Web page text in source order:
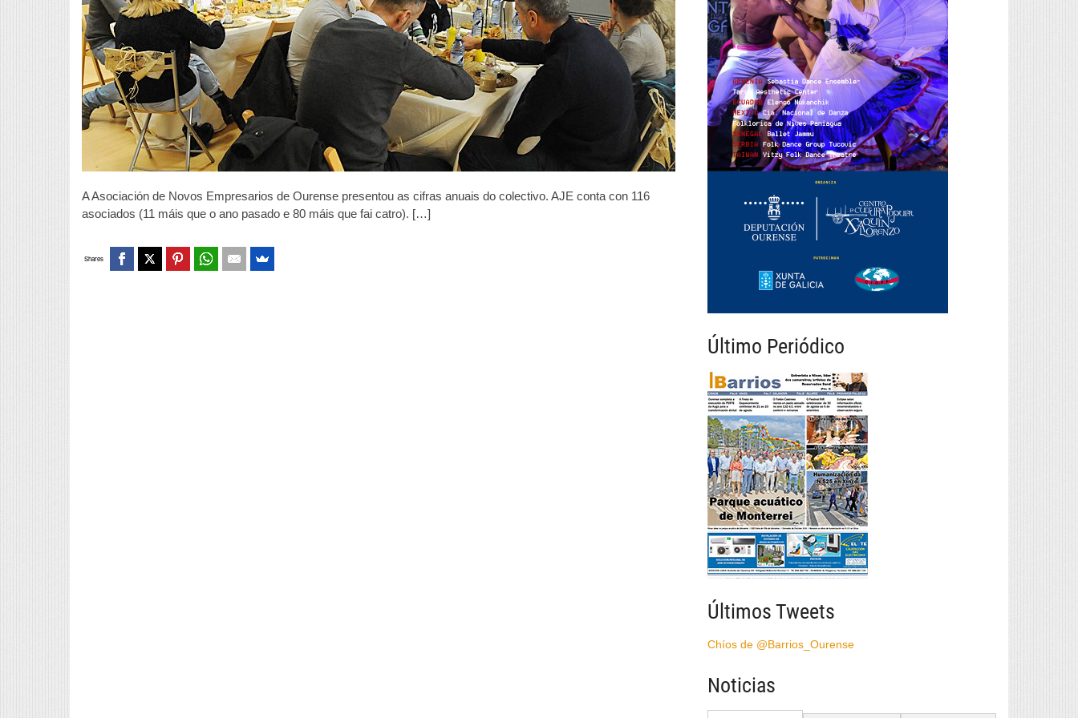
A Asociación de Novos Empresarios de Ourense presentou as cifras anuais do colectivo. AJE conta con 116
asociados (11 máis que o ano pasado e 80 máis que fai catro). […]
Shares
Último Periódico
Últimos Tweets
Chíos de @Barrios_Ourense
Noticias